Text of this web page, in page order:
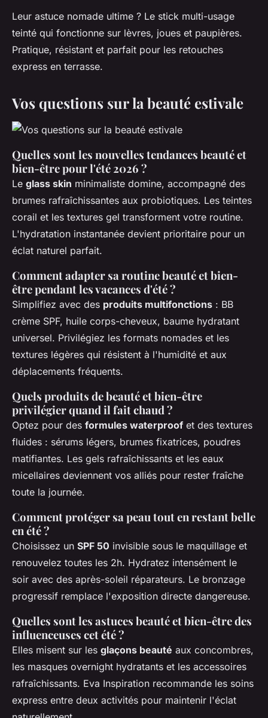
Leur astuce nomade ultime ? Le stick multi-usage
teinté qui fonctionne sur lèvres, joues et paupières.
Pratique, résistant et parfait pour les retouches
express en terrasse.
Vos questions sur la beauté estivale
Quelles sont les nouvelles tendances beauté et
bien-être pour l'été 2026 ?
Le glass skin minimaliste domine, accompagné des
brumes rafraîchissantes aux probiotiques. Les teintes
corail et les textures gel transforment votre routine.
L'hydratation instantanée devient prioritaire pour un
éclat naturel parfait.
Comment adapter sa routine beauté et bien-
être pendant les vacances d'été ?
Simplifiez avec des produits multifonctions : BB
crème SPF, huile corps-cheveux, baume hydratant
universel. Privilégiez les formats nomades et les
textures légères qui résistent à l'humidité et aux
déplacements fréquents.
Quels produits de beauté et bien-être
privilégier quand il fait chaud ?
Optez pour des formules waterproof et des textures
fluides : sérums légers, brumes fixatrices, poudres
matifiantes. Les gels rafraîchissants et les eaux
micellaires deviennent vos alliés pour rester fraîche
toute la journée.
Comment protéger sa peau tout en restant belle
en été ?
Choisissez un SPF 50 invisible sous le maquillage et
renouvelez toutes les 2h. Hydratez intensément le
soir avec des après-soleil réparateurs. Le bronzage
progressif remplace l'exposition directe dangereuse.
Quelles sont les astuces beauté et bien-être des
influenceuses cet été ?
Elles misent sur les glaçons beauté aux concombres,
les masques overnight hydratants et les accessoires
rafraîchissants. Eva Inspiration recommande les soins
express entre deux activités pour maintenir l'éclat